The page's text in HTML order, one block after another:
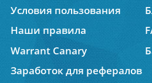
Условия пользования
Наши правила
Warrant Canary
Заработок для рефералов